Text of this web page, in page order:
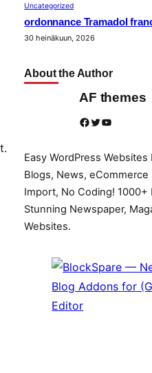
Uncategorized
ordonnance Tramadol
30 heinäkuun, 2026
About the Author
AF themes
Facebook Twitter YouTube
Easy WordPress
Blogs, News,
Import, No Coding!
Stunning Newspaper,
Websites.